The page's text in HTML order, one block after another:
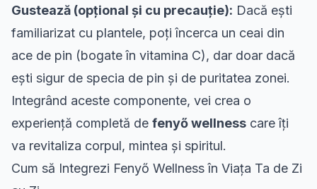
Gustează (opțional și cu precauție): Dacă ești
familiarizat cu plantele, poți încerca un ceai din
ace de pin (bogate în vitamina C), dar doar dacă
ești sigur de specia de pin și de puritatea zonei.
Integrând aceste componente, vei crea o
experiență completă de fenyő wellness care îți
va revitaliza corpul, mintea și spiritul.
Cum să Integrezi Fenyő Wellness în Viața Ta de Zi